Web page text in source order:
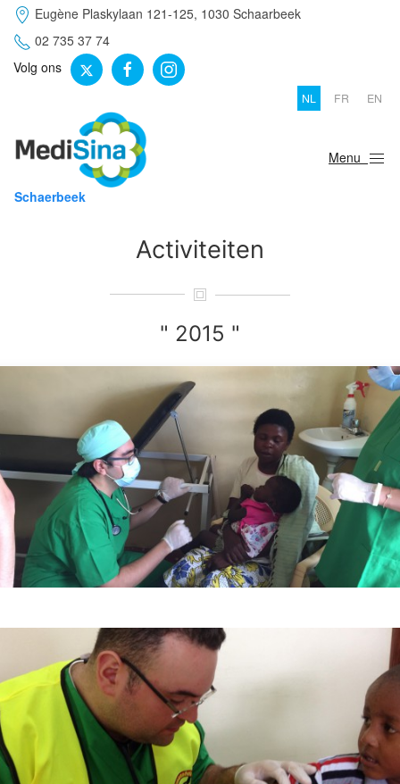
Eugène Plaskylaan 121-125, 1030 Schaarbeek
02 735 37 74
Volg ons
NL FR EN
Schaerbeek
Menu
Activiteiten
" 2015 "